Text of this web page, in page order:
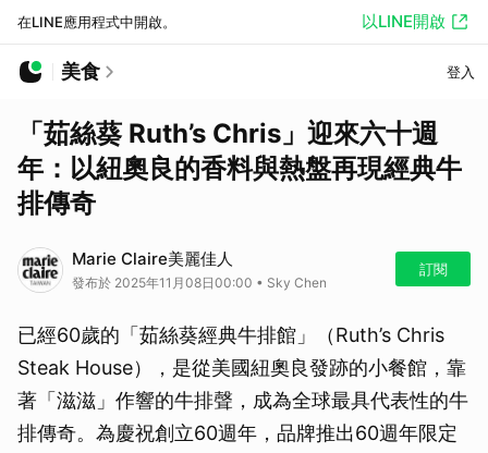
在LINE應用程式中開啟。 以LINE開啟
美食 登入
「茹絲葵 Ruth’s Chris」迎來六十週
年：以紐奧良的香料與熱盤再現經典牛
排傳奇
Marie Claire美麗佳人
發布於 2025年11月08日00:00 • Sky Chen
訂閱
已經60歲的「茹絲葵經典牛排館」（Ruth’s Chris
Steak House），是從美國紐奧良發跡的小餐館，靠
著「滋滋」作響的牛排聲，成為全球最具代表性的牛
排傳奇。為慶祝創立60週年，品牌推出60週年限定